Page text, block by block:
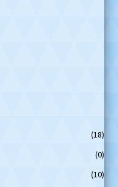
(18)
(0)
(10)